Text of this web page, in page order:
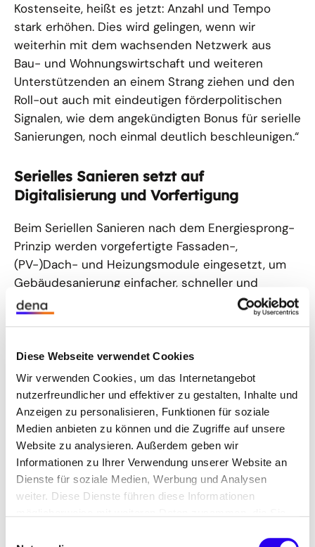
Diese Webseite verwendet Cookies
Wir verwenden Cookies, um das Internetangebot
nutzerfreundlicher und effektiver zu gestalten, Inhalte und
Anzeigen zu personalisieren, Funktionen für soziale
Medien anbieten zu können und die Zugriffe auf unsere
Website zu analysieren. Außerdem geben wir
Informationen zu Ihrer Verwendung unserer Website an
Dienste für soziale Medien, Werbung und Analysen
weiter. Diese Dienste führen diese Informationen
Kostenseite, heißt es jetzt: Anzahl und Tempo
stark erhöhen. Dies wird gelingen, wenn wir
weiterhin mit dem wachsenden Netzwerk aus
Bau- und Wohnungswirtschaft und weiteren
Unterstützenden an einem Strang ziehen und den
Roll-out auch mit eindeutigen förderpolitischen
Signalen, wie dem angekündigten Bonus für serielle
Sanierungen, noch einmal deutlich beschleunigen.“
Serielles Sanieren setzt auf
Digitalisierung und Vorfertigung
Beim Seriellen Sanieren nach dem Energiesprong-
Prinzip werden vorgefertigte Fassaden-,
(PV-)Dach- und Heizungsmodule eingesetzt, um
Gebäudesanierung einfacher, schneller und
kostengünstiger zu machen. Ein standardisierter,
digitaler Planungs- und Bauprozess macht die
und setzt knappe Fachkräfte effizient ein. So
erreichen Bestandsgebäude einen klimaneutralen
Net Zero-Standard und erzeugen im
Jahresdurchschnitt so viel regenerative Energie,
wie die Bewohner für Heizung, Warmwasser und
Strom benötigen.
Rolle der dena & Stand der
Marktentwicklung
Die dena treibt die Entwicklung der seriellen